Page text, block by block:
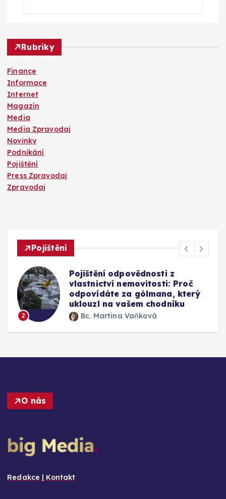
Rubriky
Finance
Informace
Internet
Magazín
Media
Media Zpravodaj
Novinky
Podnikání
Pojištění
Press Zpravodaj
Zpravodaj
Pojištění
z
Proč
gólmana, který
chodníku
3
Mýty o pojištění
Vyplatí se
okno a jak
výměny
Bc. Martina
O nás
Redakce | Kontakt